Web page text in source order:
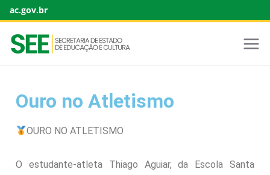
ac.gov.br
Ouro no Atletismo
OURO NO ATLETISMO
O estudante-atleta Thiago Aguiar, da Escola Santa